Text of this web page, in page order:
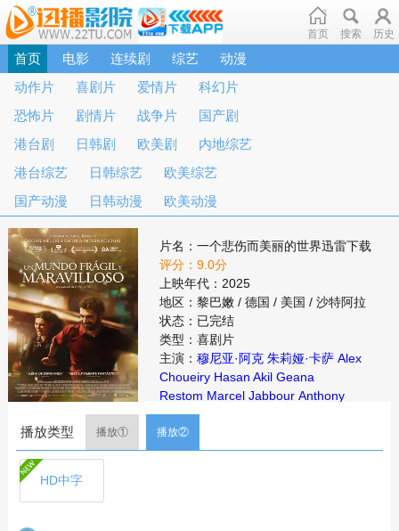
首页 搜索 历史
首页 电影 连续剧 综艺
动漫
动作片
喜剧片 爱情片
科幻片
恐怖片
剧情片 战争片
国产剧
港台剧
日韩剧 欧美剧
内地综艺
港台综艺
日韩综艺
欧美综艺
国产动漫
日韩动漫 欧美动漫
片名：一个悲伤而美丽的世界迅雷下载
评分：9.0分
上映年代：2025
地区：黎巴嫩 / 德国 / 美国 / 沙特阿拉
状态：已完结
类型：喜剧片
主演： 穆尼亚·阿克 朱莉娅·卡萨 Alex
Choueiry Hasan Akil Geana
Restom Marcel Jabbour Anthony
Karam
Chamoun
Karam Joseph Zeitouni Stephanie
播放类型 播放① 播放②
HD中字